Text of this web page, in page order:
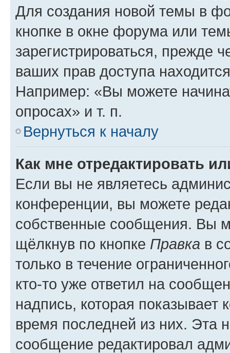
Для создания новой темы в
кнопке в окне форума или
зарегистрироваться, прежде
ваших прав доступа
Например: «Вы можете
опросах» и т. п.
Вернуться к началу
Как мне отредактировать
Если вы не являетесь
конференции, вы можете
собственные сообщения. Вы
щёлкнув по кнопке Правка в
только в течение
кто-то уже ответил на
надпись, которая показывает
время последней из них. Эта
сообщение редактировал